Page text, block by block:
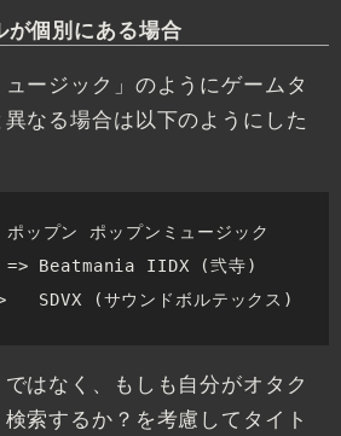
が個別にある場合
ージック」のようにゲームタ
なる場合は以下のようにした
ップン ポップンミュージック
Beatmania IIDX (弐寺)
SDVX (サウンドボルテックス)
はなく、もしも自分がオタク
索するか？を考慮してタイト